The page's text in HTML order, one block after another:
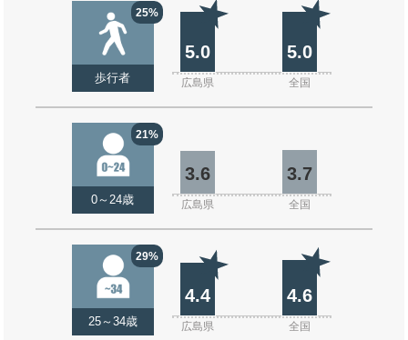
25%
歩行者
5.0 5.0
広島県 全国
21%
0～24歳
3.6 3.7
広島県 全国
29%
25～34歳
4.4 4.6
広島県 全国